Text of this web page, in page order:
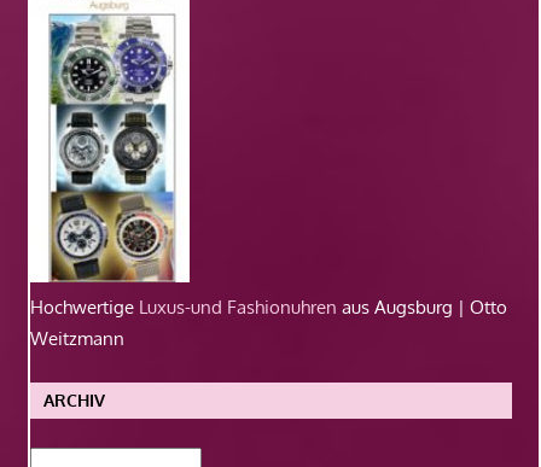
Hochwertige Luxus-und Fashionuhren aus Augsburg | Otto
Weitzmann
ARCHIV